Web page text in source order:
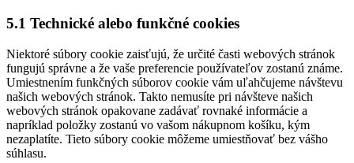
5.1 Technické alebo funkčné cookies
Niektoré súbory cookie zaisťujú, že určité časti webových stránok
fungujú správne a že vaše preferencie používateľov zostanú známe.
Umiestnením funkčných súborov cookie vám uľahčujeme návštevu
našich webových stránok. Takto nemusíte pri návšteve našich
webových stránok opakovane zadávať rovnaké informácie a
napríklad položky zostanú vo vašom nákupnom košíku, kým
nezaplatíte. Tieto súbory cookie môžeme umiestňovať bez vášho
súhlasu.